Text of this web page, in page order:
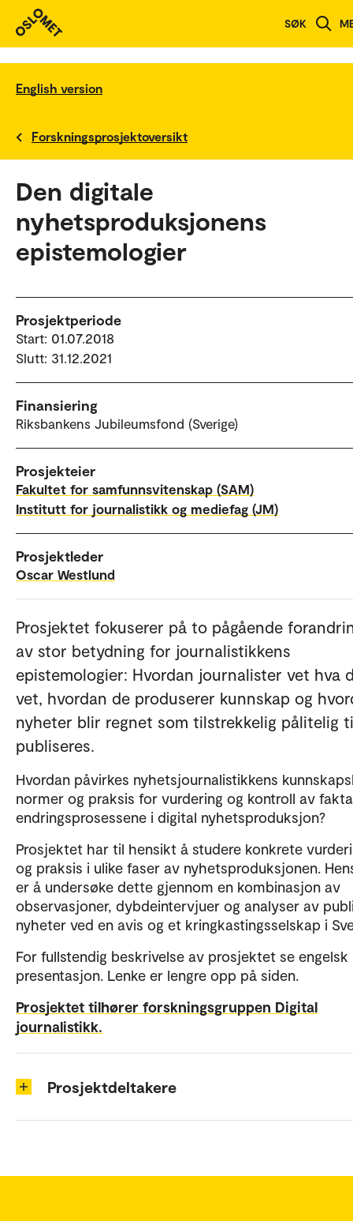
SØK
English version
Forskningsprosjektoversikt
Den digitale
nyhetsproduksjonens
epistemologier
Prosjektperiode
Start: 01.07.2018
Slutt: 31.12.2021
Finansiering
Riksbankens Jubileumsfond (Sverige)
Prosjekteier
Fakultet for samfunnsvitenskap (SAM)
Institutt for journalistikk og mediefag (JM)
Prosjektleder
Oscar Westlund
Prosjektet fokuserer på to pågående
av stor betydning for journalistikkens
epistemologier: Hvordan journalister vet hva
vet, hvordan de produserer kunnskap og
nyheter blir regnet som tilstrekkelig pålitelig
publiseres.
Hvordan påvirkes nyhetsjournalistikkens
normer og praksis for vurdering og kontroll av
endringsprosessene i digital nyhetsproduksjon?
Prosjektet har til hensikt å studere konkrete
og praksis i ulike faser av nyhetsproduksjonen.
er å undersøke dette gjennom en kombinasjon av
observasjoner, dybdeintervjuer og analyser av
nyheter ved en avis og et kringkastingsselskap i
For fullstendig beskrivelse av prosjektet se engelsk
presentasjon. Lenke er lengre opp på siden.
Prosjektet tilhører forskningsgruppen Digital
journalistikk.
Prosjektdeltakere